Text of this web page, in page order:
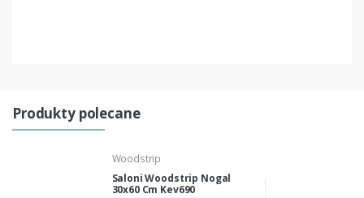
Produkty polecane
Woodstrip
Saloni Woodstrip Nogal
30x60 Cm Kev690